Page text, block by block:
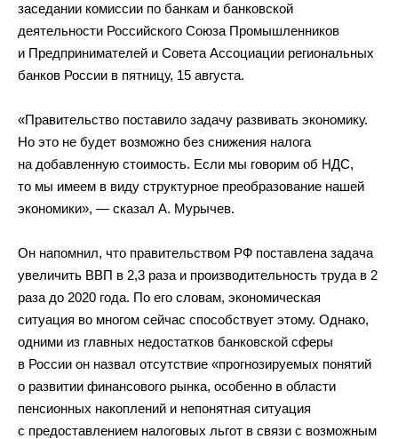
заседании комиссии по банкам и банковской
деятельности Российского Союза Промышленников
и Предпринимателей и Совета Ассоциации региональных
банков России в пятницу, 15 августа.
«Правительство поставило задачу развивать экономику.
Но это не будет возможно без снижения налога
на добавленную стоимость. Если мы говорим об НДС,
то мы имеем в виду структурное преобразование нашей
экономики», — сказал А. Мурычев.
Он напомнил, что правительством РФ поставлена задача
увеличить ВВП в 2,3 раза и производительность труда в 2
раза до 2020 года. По его словам, экономическая
ситуация во многом сейчас способствует этому. Однако,
одними из главных недостатков банковской сферы
в России он назвал отсутствие «прогнозируемых понятий
о развитии финансового рынка, особенно в области
пенсионных накоплений и непонятная ситуация
с предоставлением налоговых льгот в связи с возможным